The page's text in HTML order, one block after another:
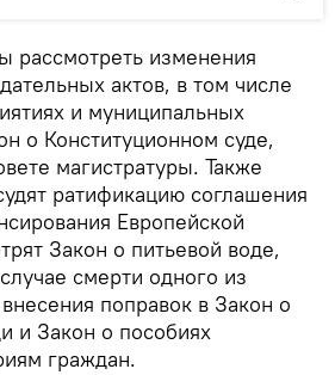
рассмотреть изменения
актов, в том числе
и муниципальных
о Конституционном суде,
магистратуры. Также
ратификацию соглашения
Европейской
Закон о питьевой воде,
смерти одного из
поправок в Закон о
и Закон о пособиях
граждан.